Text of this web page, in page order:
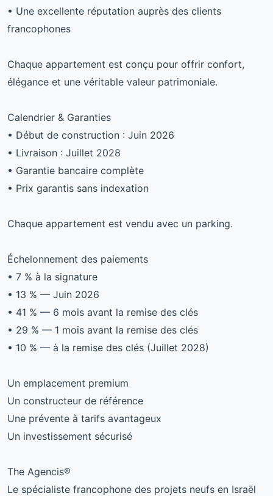
• Une excellente réputation auprès des clients
francophones
Chaque appartement est conçu pour offrir confort,
élégance et une véritable valeur patrimoniale.
Calendrier & Garanties
• Début de construction : Juin 2026
• Livraison : Juillet 2028
• Garantie bancaire complète
• Prix garantis sans indexation
Chaque appartement est vendu avec un parking.
Échelonnement des paiements
• 7 % à la signature
• 13 % — Juin 2026
• 41 % — 6 mois avant la remise des clés
• 29 % — 1 mois avant la remise des clés
• 10 % — à la remise des clés (Juillet 2028)
Un emplacement premium
Un constructeur de référence
Une prévente à tarifs avantageux
Un investissement sécurisé
The Agencis®
Le spécialiste francophone des projets neufs en Israël